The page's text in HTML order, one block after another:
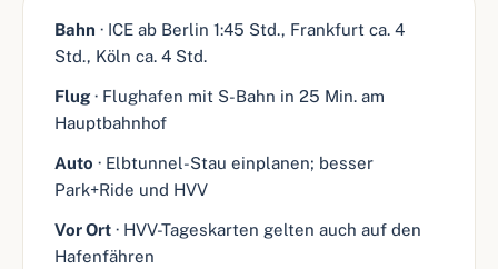
Bahn · ICE ab Berlin 1:45 Std., Frankfurt ca. 4
Std., Köln ca. 4 Std.
Flug · Flughafen mit S-Bahn in 25 Min. am
Hauptbahnhof
Auto · Elbtunnel-Stau einplanen; besser
Park+Ride und HVV
Vor Ort · HVV-Tageskarten gelten auch auf den
Hafenfähren